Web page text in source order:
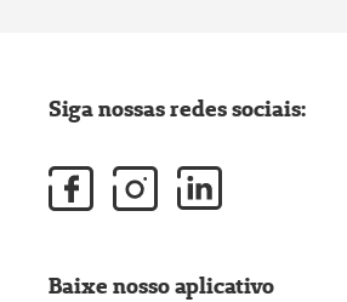
Siga nossas redes sociais:
Baixe nosso aplicativo